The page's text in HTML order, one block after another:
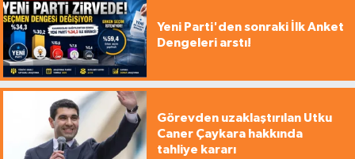
Yeni Parti'den sonraki İlk Anket
Dengeleri arstı!
Görevden uzaklaştırılan Utku
Caner Çaykara hakkında
tahliye kararı